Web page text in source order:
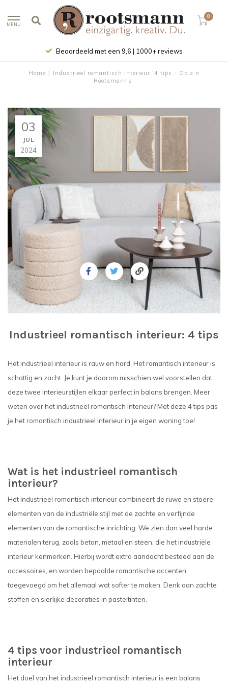
MENU
0
Beoordeeld met een 9,6 | 1000+ reviews
Home / Industrieel romantisch interieur: 4 tips / Op z’n
Rootsmanns
03
JUL
2024
Industrieel romantisch interieur: 4 tips
Het industrieel interieur is rauw en hard. Het romantisch interieur is
schattig en zacht. Je kunt je daarom misschien wel voorstellen dat
deze twee interieurstijlen elkaar perfect in balans brengen. Meer
weten over het industrieel romantisch interieur? Met deze 4 tips pas
je het romantisch industrieel interieur in je eigen woning toe!
Wat is het industrieel romantisch
interieur?
Het industrieel romantisch interieur combineert de ruwe en stoere
elementen van de industriële stijl met de zachte en verfijnde
elementen van de romantische inrichting. We zien dan veel harde
materialen terug, zoals beton, metaal en steen, die het industriële
interieur kenmerken. Hierbij wordt extra aandacht besteed aan de
accessoires, en worden bepaalde romantische accenten
toegevoegd om het allemaal wat softer te maken. Denk aan zachte
stoffen en sierlijke decoraties in pasteltinten.
4 tips voor industrieel romantisch
interieur
Het doel van het industrieel romantisch interieur is een balans